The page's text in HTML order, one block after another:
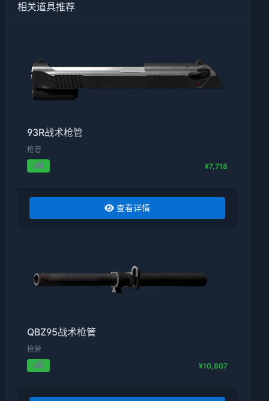
相关道具推荐
93R战术枪管
枪管
2级
¥7,718
查看详情
QBZ95战术枪管
枪管
2级
¥10,807